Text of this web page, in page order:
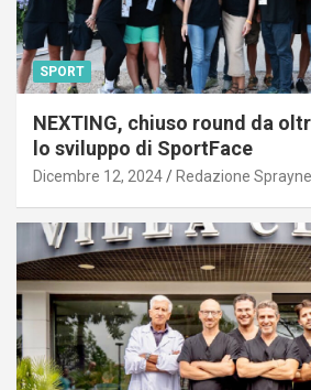
SPORT
NEXTING, chiuso round da
lo sviluppo di SportFace
Dicembre 12, 2024 Redazione